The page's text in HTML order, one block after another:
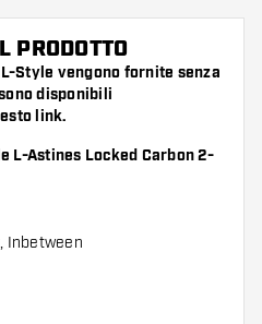
PRODOTTO
Style vengono fornite senza
disponibili
link.
L-Astines Locked Carbon 2-
Inbetween